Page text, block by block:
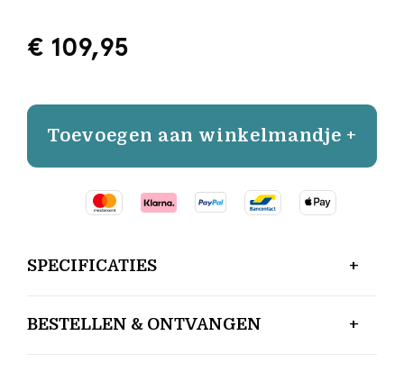
€ 109,95
Toevoegen aan winkelmandje +
SPECIFICATIES
BESTELLEN & ONTVANGEN